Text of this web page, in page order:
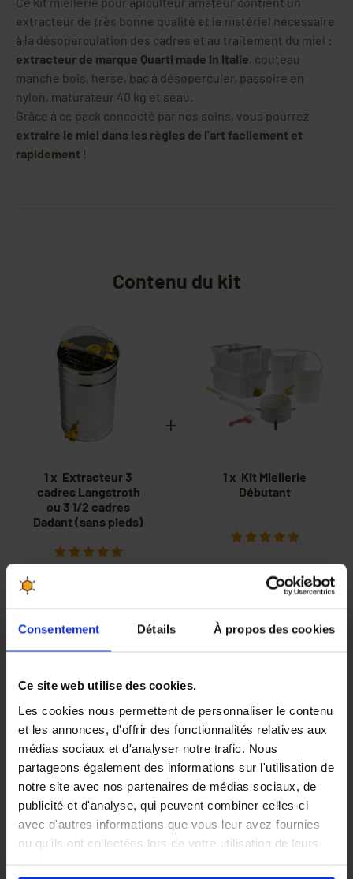
Consentement Détails À propos des cookies
Ce site web utilise des cookies.
Les cookies nous permettent de personnaliser le contenu
et les annonces, d'offrir des fonctionnalités relatives aux
médias sociaux et d'analyser notre trafic. Nous
partageons également des informations sur l'utilisation de
notre site avec nos partenaires de médias sociaux, de
publicité et d'analyse, qui peuvent combiner celles-ci
avec d'autres informations que vous leur avez fournies
ou qu'ils ont collectées lors de votre utilisation de leurs
extracteur de très bonne qualité et le matériel nécessaire
à la désoperculation des cadres et au traitement du miel :
extracteur de marque Quarti made in Italie, couteau
manche bois, herse, bac à désoperculer, passoire en
nylon, maturateur 40 kg et seau.
Grâce à ce pack concocté par nos soins, vous pourrez
extraire le miel dans les règles de l'art facilement et
rapidement !
Contenu du kit
1 x Extracteur 3
cadres Langstroth
ou 3 1/2 cadres
Dadant (sans pieds)
1 x Kit Miellerie
Débutant
maison aux arômes suaves et familiers demande
l'installation d'unepetite miellerie. C'est pour les
apiculteurs débutants qui possèdent environ 5 ruches,
que nous avons préparé ce kit première miellerie
économique!
C'est un pack miellerie contenant un matériel apicole de
qualité à prix réduit qui permet d"extraire le miel en un